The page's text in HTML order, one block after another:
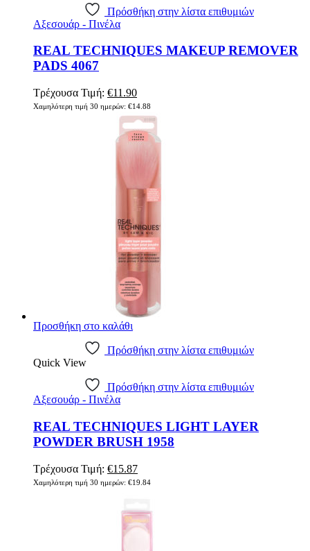
Πρόσθήκη στην λίστα επιθυμιών
Αξεσουάρ - Πινέλα
REAL TECHNIQUES MAKEUP REMOVER
PADS 4067
Τρέχουσα Τιμή: Original
price
was:
€14.88.
€11.90Η
τρέχουσα
τιμή
είναι:
€11.90.
Χαμηλότερη τιμή 30 ημερών: €14.88
Προσθήκη στο καλάθι
Πρόσθήκη στην λίστα επιθυμιών
Quick View
Πρόσθήκη στην λίστα επιθυμιών
Αξεσουάρ - Πινέλα
REAL TECHNIQUES LIGHT LAYER
POWDER BRUSH 1958
Τρέχουσα Τιμή: Original
price
€15.87Η
τρέχουσα
€15.87.
Χαμηλότερη τιμή 30 ημερών: €19.84